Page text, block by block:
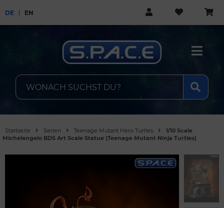
DE EN
Startseite Serien Teenage Mutant Hero Turtles
1/10 Scale
Michelangelo BDS Art Scale Statue (Teenage Mutant Ninja Turtles)